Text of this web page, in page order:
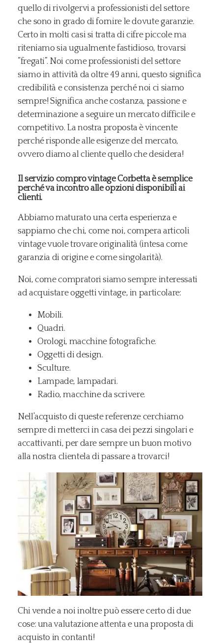
quello di rivolgervi a professionisti del settore
che sono in grado di fornire le dovute garanzie.
Certo in molti casi si tratta di cifre piccole ma
riteniamo sia ugualmente fastidioso, trovarsi
“fregati”. Noi come professionisti del settore
siamo in attività da oltre 49 anni, questo significa
credibilità e consistenza perché noi ci siamo
sempre! Significa anche costanza, passione e
determinazione a seguire un mercato difficile e
competitivo. La nostra proposta è vincente
perché risponde alle esigenze del mercato,
ovvero diamo al cliente quello che desidera!
Il servizio compro vintage Corbetta è semplice
perché va incontro alle opzioni disponibili ai
clienti.
Abbiamo maturato una certa esperienza e
sappiamo che chi, come noi, compera articoli
vintage vuole trovare originalità (intesa come
garanzia di origine e come singolarità).
Noi, come compratori siamo sempre interessati
ad acquistare oggetti vintage, in particolare:
Mobili.
Quadri.
Orologi, macchine fotografiche.
Oggetti di design.
Sculture.
Lampade, lampadari.
Radio, macchine da scrivere.
Nell’acquisto di queste referenze cerchiamo
sempre di metterci in casa dei pezzi singolari e
accattivanti, per dare sempre un buon motivo
alla nostra clientela di passare a trovarci!
Chi vende a noi inoltre può essere certo di due
cose: una valutazione attenta e una proposta di
acquisto in contanti!